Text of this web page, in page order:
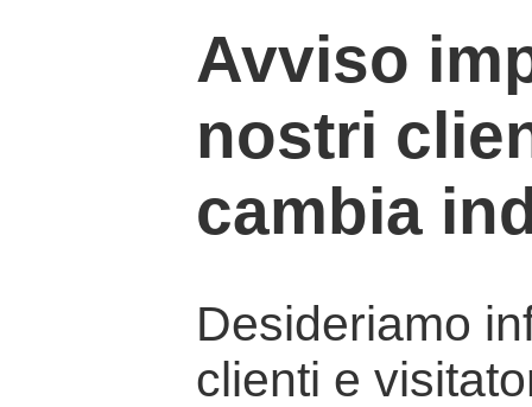
Avviso
nostri
cambia
Desideriamo
clienti e